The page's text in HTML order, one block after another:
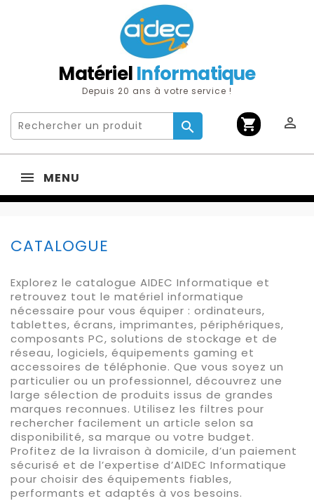
MatérielInformatique
Depuis 20 ans à votre service !
 shopping_cart 
MENU
CATALOGUE
Explorez le catalogue AIDEC Informatique et
retrouvez tout le matériel informatique
nécessaire pour vous équiper : ordinateurs,
tablettes, écrans, imprimantes, périphériques,
composants PC, solutions de stockage et de
réseau, logiciels, équipements gaming et
accessoires de téléphonie. Que vous soyez un
particulier ou un professionnel, découvrez une
large sélection de produits issus de grandes
marques reconnues. Utilisez les filtres pour
rechercher facilement un article selon sa
disponibilité, sa marque ou votre budget.
Profitez de la livraison à domicile, d’un paiement
sécurisé et de l’expertise d’AIDEC Informatique
pour choisir des équipements fiables,
performants et adaptés à vos besoins.